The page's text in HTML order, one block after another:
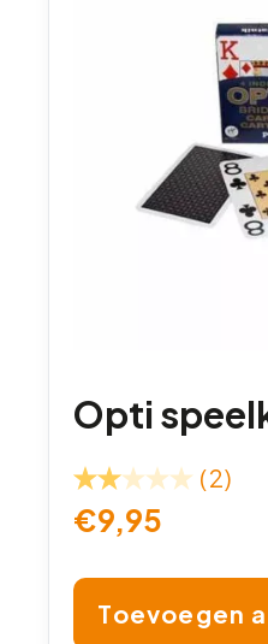
Opti
(2)
€9,95
Toevoegen